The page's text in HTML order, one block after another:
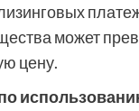
может
цену.